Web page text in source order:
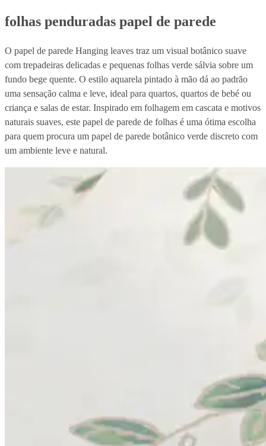
folhas penduradas papel de parede
O papel de parede Hanging leaves traz um visual botânico suave
com trepadeiras delicadas e pequenas folhas verde sálvia sobre um
fundo bege quente. O estilo aquarela pintado à mão dá ao padrão
uma sensação calma e leve, ideal para quartos, quartos de bebé ou
criança e salas de estar. Inspirado em folhagem em cascata e motivos
naturais suaves, este papel de parede de folhas é uma ótima escolha
para quem procura um papel de parede botânico verde discreto com
um ambiente leve e natural.